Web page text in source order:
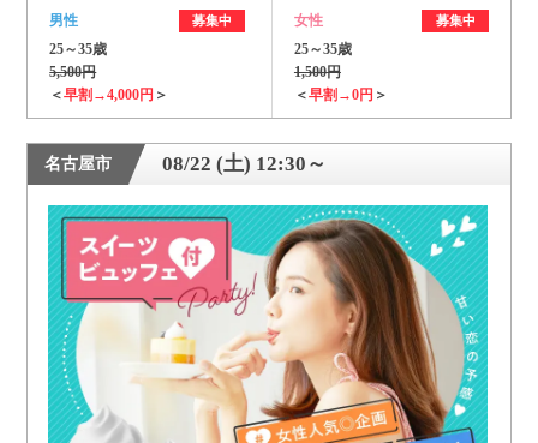
男性 募集中
25～35歳
5,500円
＜早割→4,000円 ＞
女性 募集中
25～35歳
1,500円
＜早割→0円 ＞
名古屋市 08/22 (土) 12:30～